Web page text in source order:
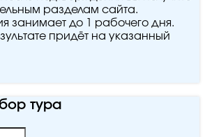
разделам сайта.
занимает до 1 рабочего дня.
придёт на указанный
тура